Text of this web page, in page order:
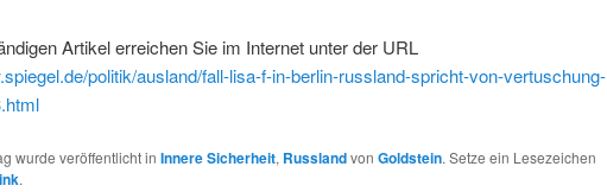
Artikel erreichen Sie im Internet unter der URL
politik/ausland/fall-lisa-f-in-berlin-russland-spricht-von-vertuschung-
wurde veröffentlicht in Innere Sicherheit, Russlandvon Goldstein. Setze ein Lesezeichen
.